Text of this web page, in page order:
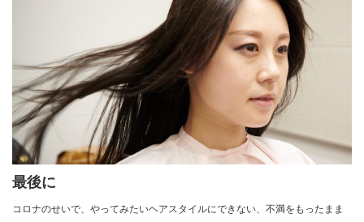
最後に
コロナのせいで、やってみたいヘアスタイルにできない、不満をもったまま